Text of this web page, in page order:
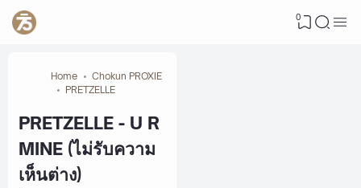
0
Home
Chokun PROXIE
PRETZELLE
PRETZELLE - U R
MINE (ไม่รับความ
เห็นต่าง)